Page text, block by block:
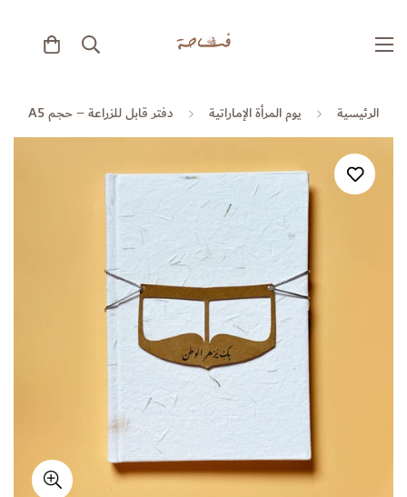
الرئيسية يوم المرأة الإماراتية دفتر قابل للزراعة – حجم A5